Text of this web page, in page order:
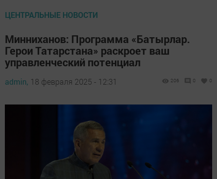
ЦЕНТРАЛЬНЫЕ НОВОСТИ
Минниханов: Программа «Батырлар.
Герои Татарстана» раскроет ваш
управленческий потенциал
admin, 18 февраля 2025 - 12:31 206 0 0